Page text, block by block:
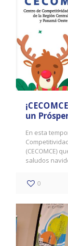
un
En esta
(CECOMCE)
saludos
0